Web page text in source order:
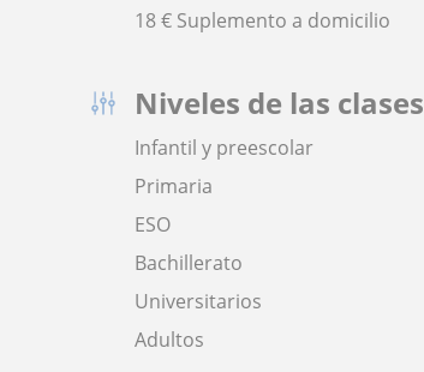
18 € Suplemento a domicilio
Niveles de las clases
Infantil y preescolar
Primaria
ESO
Bachillerato
Universitarios
Adultos